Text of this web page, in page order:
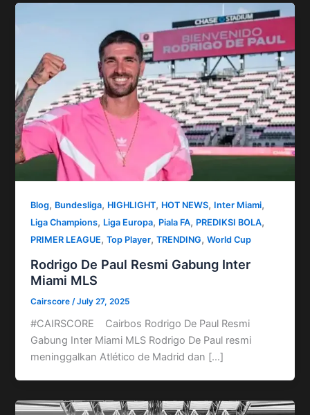
Blog, Bundesliga, HIGHLIGHT, HOT NEWS, Inter Miami,
Liga Champions, Liga Europa, Piala FA, PREDIKSI BOLA,
PRIMER LEAGUE,Top Player,TRENDING,World Cup
Rodrigo De Paul Resmi Gabung Inter
Miami MLS
Cairscore /July 27, 2025
#CAIRSCORE Cairbos Rodrigo De Paul Resmi
Gabung Inter Miami MLS Rodrigo De Paul resmi
meninggalkan Atlético de Madrid dan […]